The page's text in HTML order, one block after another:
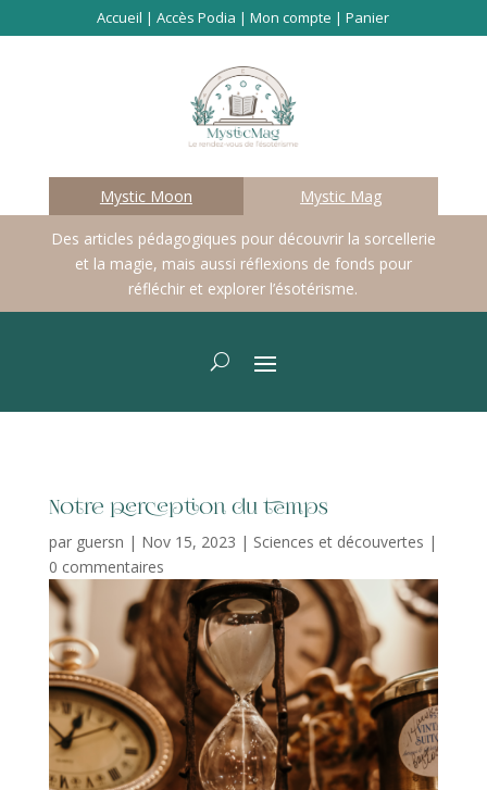
Accueil |Accès Podia |Mon compte |Panier
Mystic Moon Mystic Mag
Des articles pédagogiques pour découvrir la sorcellerie
et la magie, mais aussi réflexions de fonds pour
réfléchir et explorer l’ésotérisme.
Notre perception du temps
par guersn | Nov 15, 2023 | Sciences et découvertes |
0 commentaires